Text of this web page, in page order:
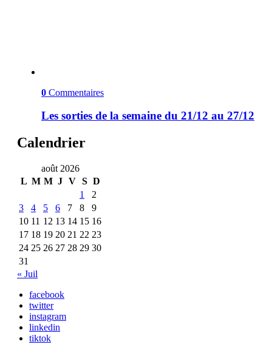
0 Commentaires
Les sorties de la semaine du 21/12 au 27/12
Calendrier
août 2026
L M M J V S D
1
2
3
4 5 6 7 8
9
10 11 12 13 14 15 16
17 18 19 20 21 22 23
24 25 26 27 28 29 30
31
« Juil
facebook
twitter
instagram
linkedin
tiktok